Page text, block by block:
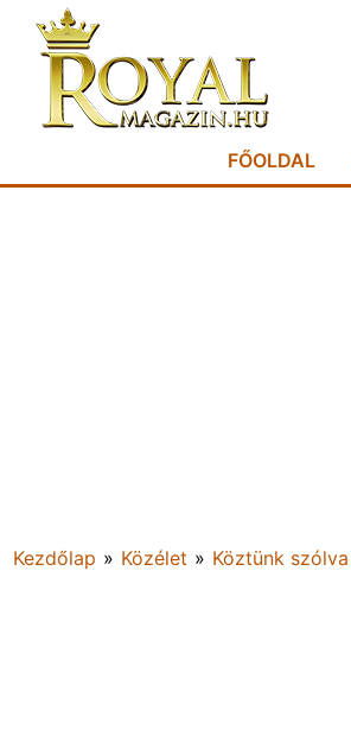
FŐOLDAL
Kezdőlap » Közélet » Köztünk szólva